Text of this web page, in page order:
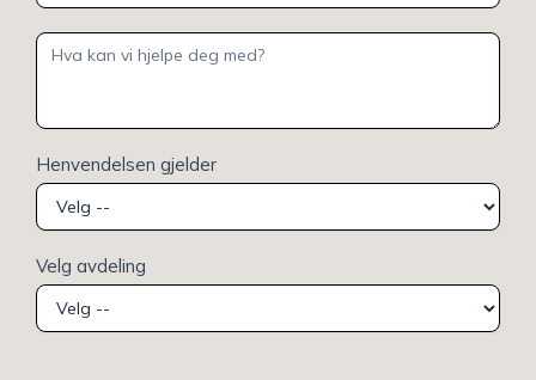
Henvendelsen gjelder
Velg avdeling